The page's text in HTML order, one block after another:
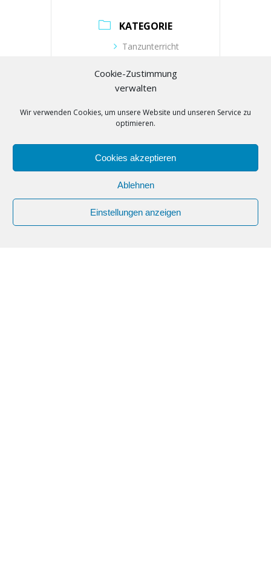
Cookie-Zustimmung
verwalten
Wir verwenden Cookies, um unsere Website und unseren Service zu
optimieren.
Cookies akzeptieren
Ablehnen
Einstellungen anzeigen
KATEGORIE
Tanzunterricht
VERANSTALTER
Tanzschule Zielonka
(030) 53019104
E-Mail
zielonka.de
Webseite
https://www.tanzschule-